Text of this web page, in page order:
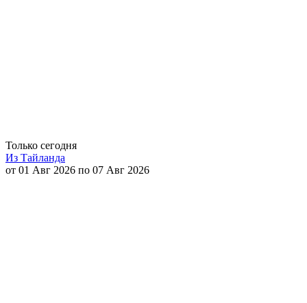
Только сегодня
Из Тайланда
от 01 Авг 2026 по 07 Авг 2026